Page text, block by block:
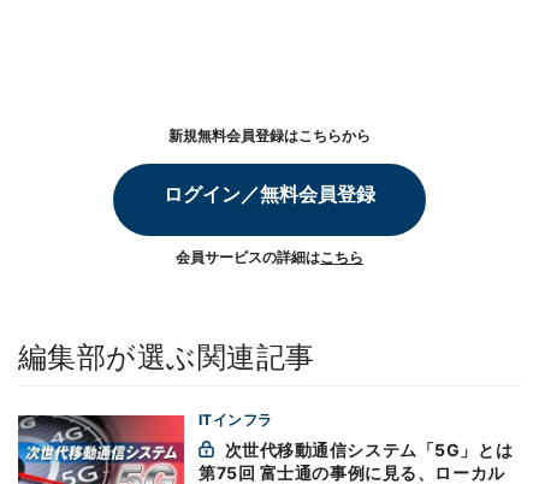
新規無料会員登録はこちらから
ログイン／無料会員登録
会員サービスの詳細はこちら
編集部が選ぶ関連記事
ITインフラ
第75回 富士通の事例に見る、ローカル